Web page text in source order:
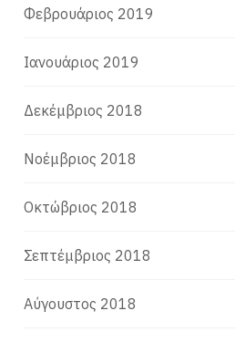
Φεβρουάριος 2019
Ιανουάριος 2019
Δεκέμβριος 2018
Νοέμβριος 2018
Οκτώβριος 2018
Σεπτέμβριος 2018
Αύγουστος 2018